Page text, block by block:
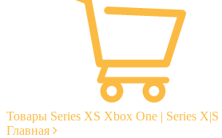
Товары Series XS Xbox One | Series X|S
Главная